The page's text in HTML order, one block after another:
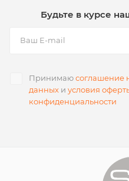
Будьте в курсе
Принимаюсоглашение
данных и условия
конфиденциальности